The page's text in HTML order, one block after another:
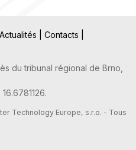
Actualités Contacts
du tribunal régional de Brno,
Technology Europe, s.r.o. - Tous